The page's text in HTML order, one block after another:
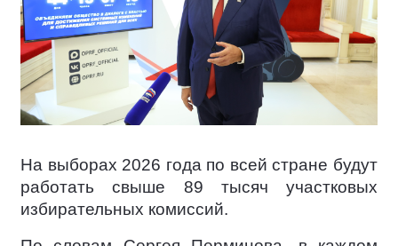
На выборах 2026 года по всей стране будут
работать свыше 89 тысяч участковых
избирательных комиссий.